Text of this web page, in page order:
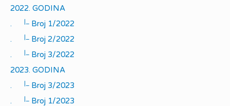
2022. GODINA
.
|_
Broj 1/2022
.
|_
Broj 2/2022
.
|_
Broj 3/2022
2023. GODINA
.
|_
Broj 3/2023
.
|_
Broj 1/2023